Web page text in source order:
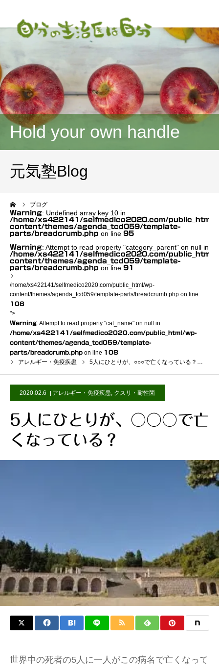
Hold your own handle
元気塾Blog
ブログ
Warning: Undefined array key 10 in
/home/xs422141/selfmedico2020.com/public_html/
content/themes/agenda_tcd059/template-
parts/breadcrumb.php on line 95
Warning: Attempt to read property "category_parent" on null in
/home/xs422141/selfmedico2020.com/public_html/
content/themes/agenda_tcd059/template-
parts/breadcrumb.php on line 91
/home/xs422141/selfmedico2020.com/public_html/wp-
content/themes/agenda_tcd059/template-parts/breadcrumb.php on line
108
">
Warning: Attempt to read property "cat_name" on null in
/home/xs422141/selfmedico2020.com/public_html/wp-
content/themes/agenda_tcd059/template-
parts/breadcrumb.php on line 108
アレルギー・免疫疾患 5人にひとりが、○○○で亡くなっている？…
2020.02.6 アレルギー・免疫疾患, クスリ・耐性菌
5人にひとりが、○○○で亡
くなっている？
世界中の死者の5人に一人がこの病名で亡くなって